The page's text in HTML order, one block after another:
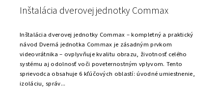
Inštalácia dverovej jednotky Commax
Inštalácia dverovej jednotky Commax – kompletný a praktický
návod Dverná jednotka Commax je zásadným prvkom
videovrátnika – ovplyvňuje kvalitu obrazu, životnosť celého
systému aj odolnosť voči poveternostným vplyvom. Tento
sprievodca obsahuje 6 kľúčových oblastí: úvodné umiestnenie,
izoláciu, správ...